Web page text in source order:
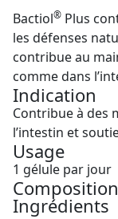
Bactiol® Plus
les défenses
contribue au
comme dans
Indication
Contribue à des
l’intestin et
Usage
1 gélule par jour
Composition
Ingrédients